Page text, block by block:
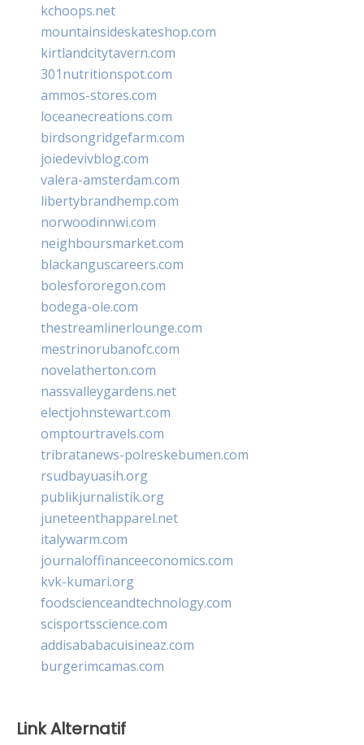
kchoops.net
mountainsideskateshop.com
kirtlandcitytavern.com
301nutritionspot.com
ammos-stores.com
loceanecreations.com
birdsongridgefarm.com
joiedevivblog.com
valera-amsterdam.com
libertybrandhemp.com
norwoodinnwi.com
neighboursmarket.com
blackanguscareers.com
bolesfororegon.com
bodega-ole.com
thestreamlinerlounge.com
mestrinorubanofc.com
novelatherton.com
nassvalleygardens.net
electjohnstewart.com
omptourtravels.com
tribratanews-polreskebumen.com
rsudbayuasih.org
publikjurnalistik.org
juneteenthapparel.net
italywarm.com
journaloffinanceeconomics.com
kvk-kumari.org
foodscienceandtechnology.com
scisportsscience.com
addisababacuisineaz.com
burgerimcamas.com
Link Alternatif